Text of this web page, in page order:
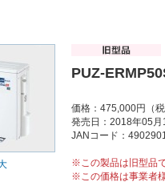
PUZ-
価格：475,000円（税
発売日：2018年05月
JANコード：
※この製品は旧型品
※この価格は事業者